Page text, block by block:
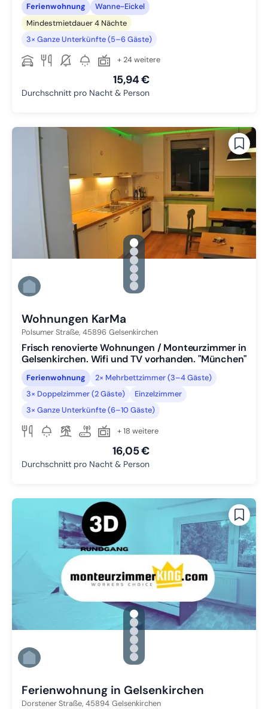
Ferienwohnung
Wanne-Eickel
Mindestmietdauer 4 Nächte
3× Ganze Unterkünfte (5–6 Gäste)
+ 24 weitere
15,94 €
Durchschnitt pro Nacht & Person
gallery.slide_selector
Zu Slide 1 wechseln
Zu Slide 2 wechseln
Zu Slide 3 wechseln
Zu Slide 4 wechseln
Zu Slide 5 wechseln
Zu Slide 6 wechseln
Wohnungen KarMa
Polsumer Straße, 45896 Gelsenkirchen
Frisch renovierte Wohnungen / Monteurzimmer in
Gelsenkirchen. Wifi und TV vorhanden. "München"
Ferienwohnung
2× Mehrbettzimmer (3–4 Gäste)
3× Doppelzimmer (2 Gäste)
Einzelzimmer
3× Ganze Unterkünfte (6–10 Gäste)
+ 18 weitere
16,05 €
Durchschnitt pro Nacht & Person
gallery.slide_selector
Zu Slide 1 wechseln
Zu Slide 2 wechseln
Zu Slide 3 wechseln
Zu Slide 4 wechseln
Zu Slide 5 wechseln
Zu Slide 6 wechseln
Ferienwohnung in Gelsenkirchen
Dorstener Straße, 45894 Gelsenkirchen